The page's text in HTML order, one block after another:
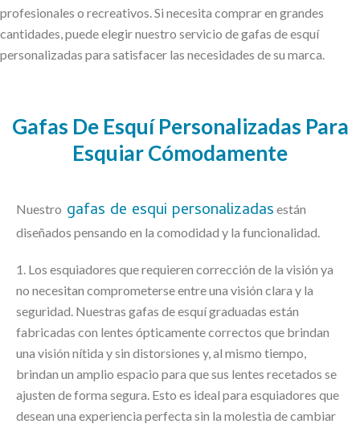
profesionales o recreativos. Si necesita comprar en grandes
cantidades, puede elegir nuestro servicio de gafas de esquí
personalizadas para satisfacer las necesidades de su marca.
Gafas De Esquí Personalizadas Para
Esquiar Cómodamente
Nuestro gafas de esqui personalizadas están
diseñados pensando en la comodidad y la funcionalidad.
1. Los esquiadores que requieren corrección de la visión ya
no necesitan comprometerse entre una visión clara y la
seguridad. Nuestras gafas de esquí graduadas están
fabricadas con lentes ópticamente correctos que brindan
una visión nítida y sin distorsiones y, al mismo tiempo,
brindan un amplio espacio para que sus lentes recetados se
ajusten de forma segura. Esto es ideal para esquiadores que
desean una experiencia perfecta sin la molestia de cambiar